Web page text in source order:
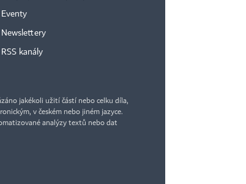
Eventy
Newslettery
RSS kanály
jakékoli užití částí nebo celku díla,
v českém nebo jiném jazyce.
analýzy textů nebo dat